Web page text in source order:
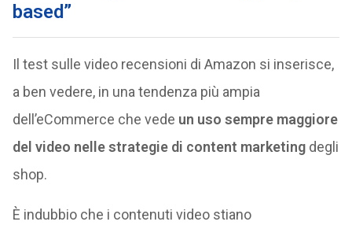
based”
Il test sulle video recensioni di Amazon si inserisce,
a ben vedere, in una tendenza più ampia
dell’eCommerce che vede un uso sempre maggiore
del video nelle strategie di content marketingdegli
shop.
È indubbio che i contenuti video stiano